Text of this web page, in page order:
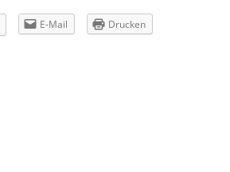
E-Mail Drucken